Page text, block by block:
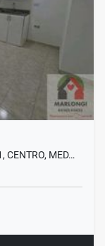
CENTRO, MED…